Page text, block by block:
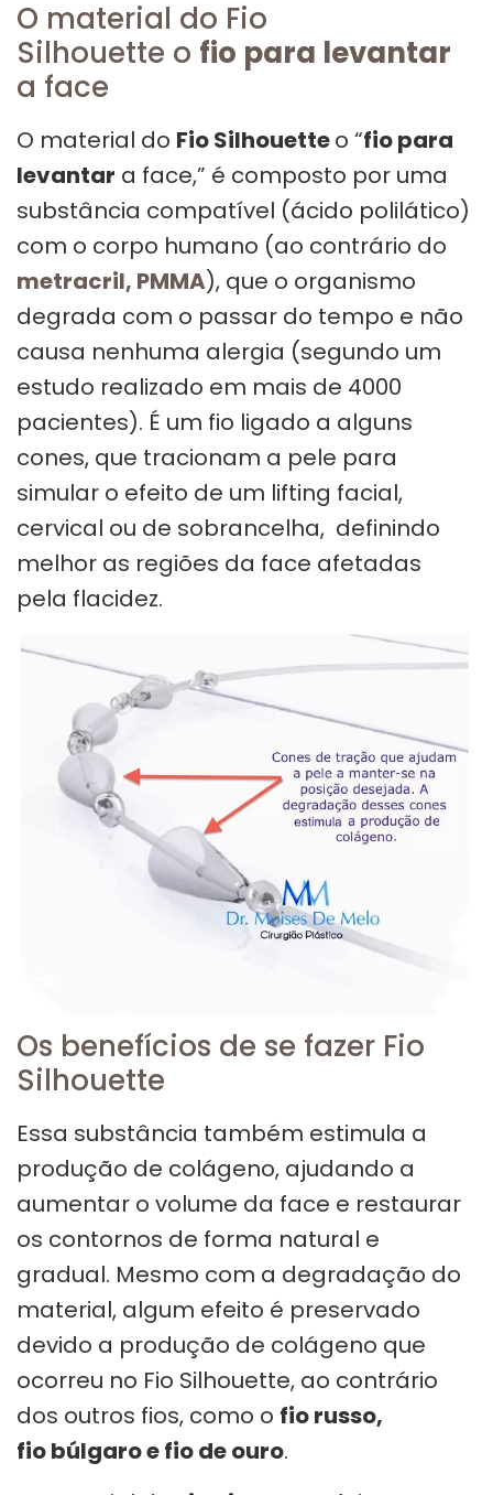
O material do Fio
Silhouette o fio para levantar
a face
O material do Fio Silhouetteo “fio para
levantar a face,” é composto por uma
substância compatível (ácido polilático)
com o corpo humano (ao contrário do
metracril, PMMA), que o organismo
degrada com o passar do tempo e não
causa nenhuma alergia (segundo um
estudo realizado em mais de 4000
pacientes). É um fio ligado a alguns
cones, que tracionam a pele para
simular o efeito de um lifting facial,
cervical ou de sobrancelha, definindo
melhor as regiões da face afetadas
pela flacidez.
Os benefícios de se fazer Fio
Silhouette
Essa substância também estimula a
produção de colágeno, ajudando a
aumentar o volume da face e restaurar
os contornos de forma natural e
gradual. Mesmo com a degradação do
material, algum efeito é preservado
devido a produção de colágeno que
ocorreu no Fio Silhouette, ao contrário
dos outros fios, como o fio russo,
fio búlgaro e fio de ouro.